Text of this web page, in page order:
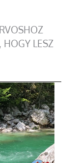
HOGY LESZ